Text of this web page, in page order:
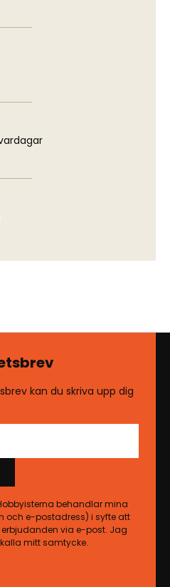
kan du skriva upp dig
behandlar mina
och e-postadress) i syfte att
via e-post. Jag
mitt samtycke.